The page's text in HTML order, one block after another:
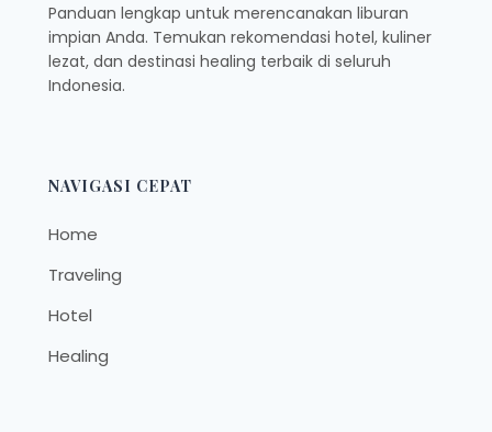
Panduan lengkap untuk merencanakan liburan
impian Anda. Temukan rekomendasi hotel, kuliner
lezat, dan destinasi healing terbaik di seluruh
Indonesia.
NAVIGASI CEPAT
Home
Traveling
Hotel
Healing